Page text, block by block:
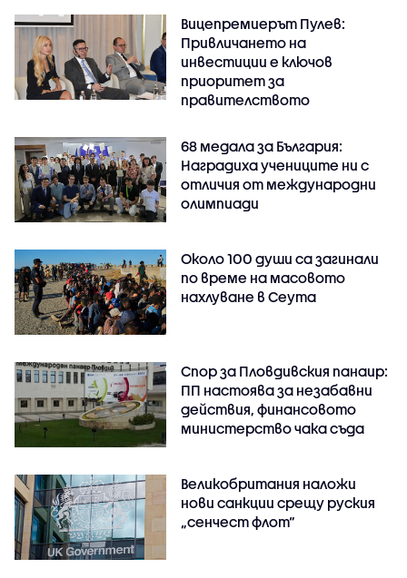
Вицепремиерът Пулев:
Привличането на
инвестиции е ключов
приоритет за
правителството
68 медала за България:
Наградиха учениците ни с
отличия от международни
олимпиади
Около 100 души са загинали
по време на масовото
нахлуване в Сеута
Спор за Пловдивския панаир:
ПП настоява за незабавни
действия, финансовото
министерство чака съда
Великобритания наложи
нови санкции срещу руския
„сенчест флот“